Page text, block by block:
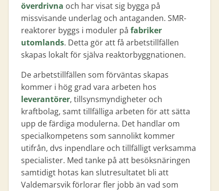
överdrivna och har visat sig bygga på
missvisande underlag och antaganden. SMR-
reaktorer byggs i moduler på fabriker
utomlands. Detta gör att få arbetstillfällen
skapas lokalt för själva reaktorbyggnationen.
De arbetstillfällen som förväntas skapas
kommer i hög grad vara arbeten hos
leverantörer, tillsynsmyndigheter och
kraftbolag, samt tillfälliga arbeten för att sätta
upp de färdiga modulerna. Det handlar om
specialkompetens som sannolikt kommer
utifrån, dvs inpendlare och tillfälligt verksamma
specialister. Med tanke på att besöksnäringen
samtidigt hotas kan slutresultatet bli att
Valdemarsvik förlorar fler jobb än vad som